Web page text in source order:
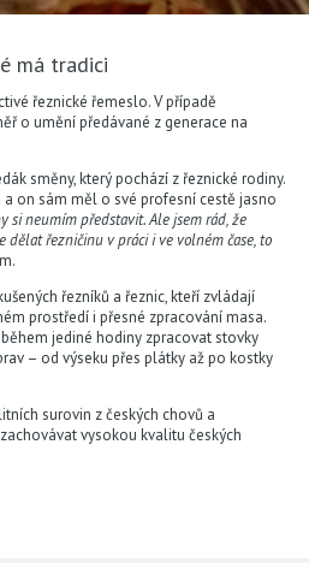
má tradici
řeznické řemeslo. V případě
o umění předávané z generace na
směny, který pochází z řeznické rodiny.
on sám měl o své profesní cestě jasno
si neumím představit. Ale jsem rád, že
dělat řezničinu v práci i ve volném čase, to
řezníků a řeznic, kteří zvládají
prostředí i přesné zpracování masa.
jediné hodiny zpracovat stovky
– od výseku přes plátky až po kostky
surovin z českých chovů a
vysokou kvalitu českých